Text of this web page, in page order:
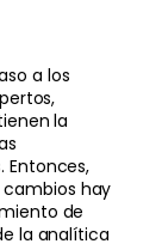
a los
la
Entonces,
hay
de
la analítica